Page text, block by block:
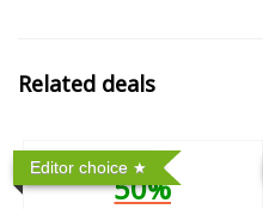
Related deals
Editor choice
50%